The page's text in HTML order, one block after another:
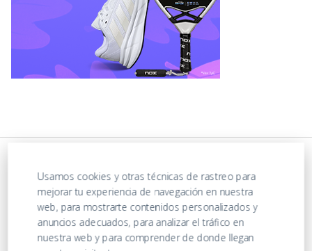
Usamos cookies y otras técnicas de rastreo para
mejorar tu experiencia de navegación en nuestra
web, para mostrarte contenidos personalizados y
anuncios adecuados, para analizar el tráfico en
nuestra web y para comprender de donde llegan